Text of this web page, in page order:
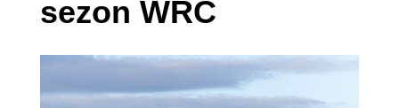
sezon WRC